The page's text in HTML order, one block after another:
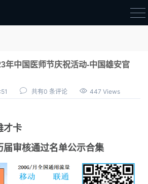
审核通过公示
年中国医师节庆祝活动-中国雄安官
共有0 条评论 447 Views
才卡
审核通过名单公示合集